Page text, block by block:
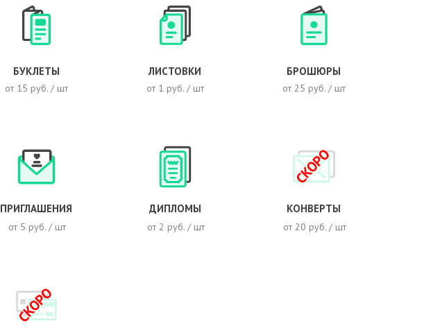
от 5 руб. / шт
ПРИГЛАШЕНИЯ
от 2 руб. / шт
ДИПЛОМЫ
от 20 руб. / шт
КОНВЕРТЫ
от 25 руб. / шт
БРОШЮРЫ
от 1 руб. / шт
ЛИСТОВКИ
от 15 руб. / шт
БУКЛЕТЫ
СКОРО
СКОРО